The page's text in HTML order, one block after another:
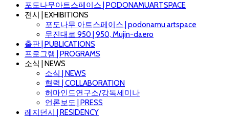
포도나무아트스페이스 | PODONAMUARTSPACE
전시 | EXHIBITIONS
포도나무 아트스페이스 | podonamu artspace
무진대로 950 | 950, Mujin-daero
출판 | PUBLICATIONS
프로그램 | PROGRAMS
소식 | NEWS
소식 | NEWS
협력 | COLLABORATION
허마인드연구소/강독세미나
언론보도 | PRESS
레지던시 | RESIDENCY